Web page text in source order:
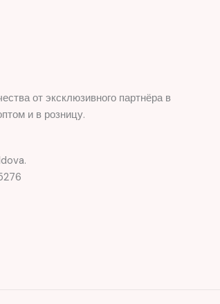
от эксклюзивного партнёра в
и в розницу.